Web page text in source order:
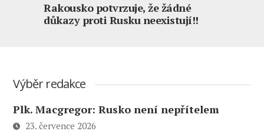
Rakousko potvrzuje, že žádné
důkazy proti Rusku neexistují!!
Výběr redakce
Plk. Macgregor: Rusko není nepřítelem
23. července 2026